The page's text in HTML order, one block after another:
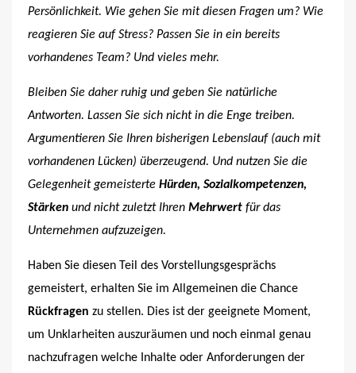
Persönlichkeit. Wie gehen Sie mit diesen Fragen um? Wie
reagieren Sie auf Stress? Passen Sie in ein bereits
vorhandenes Team? Und vieles mehr.
Bleiben Sie daher ruhig und geben Sie natürliche
Antworten. Lassen Sie sich nicht in die Enge treiben.
Argumentieren Sie Ihren bisherigen Lebenslauf (auch mit
vorhandenen Lücken) überzeugend. Und nutzen Sie die
Gelegenheit gemeisterte Hürden, Sozialkompetenzen,
Stärken und nicht zuletzt Ihren Mehrwert für das
Unternehmen aufzuzeigen.
Haben Sie diesen Teil des Vorstellungsgesprächs
gemeistert, erhalten Sie im Allgemeinen die Chance
Rückfragen zu stellen. Dies ist der geeignete Moment,
um Unklarheiten auszuräumen und noch einmal genau
nachzufragen welche Inhalte oder Anforderungen der